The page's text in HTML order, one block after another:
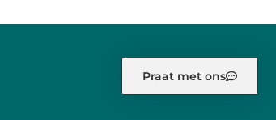
Praat met ons